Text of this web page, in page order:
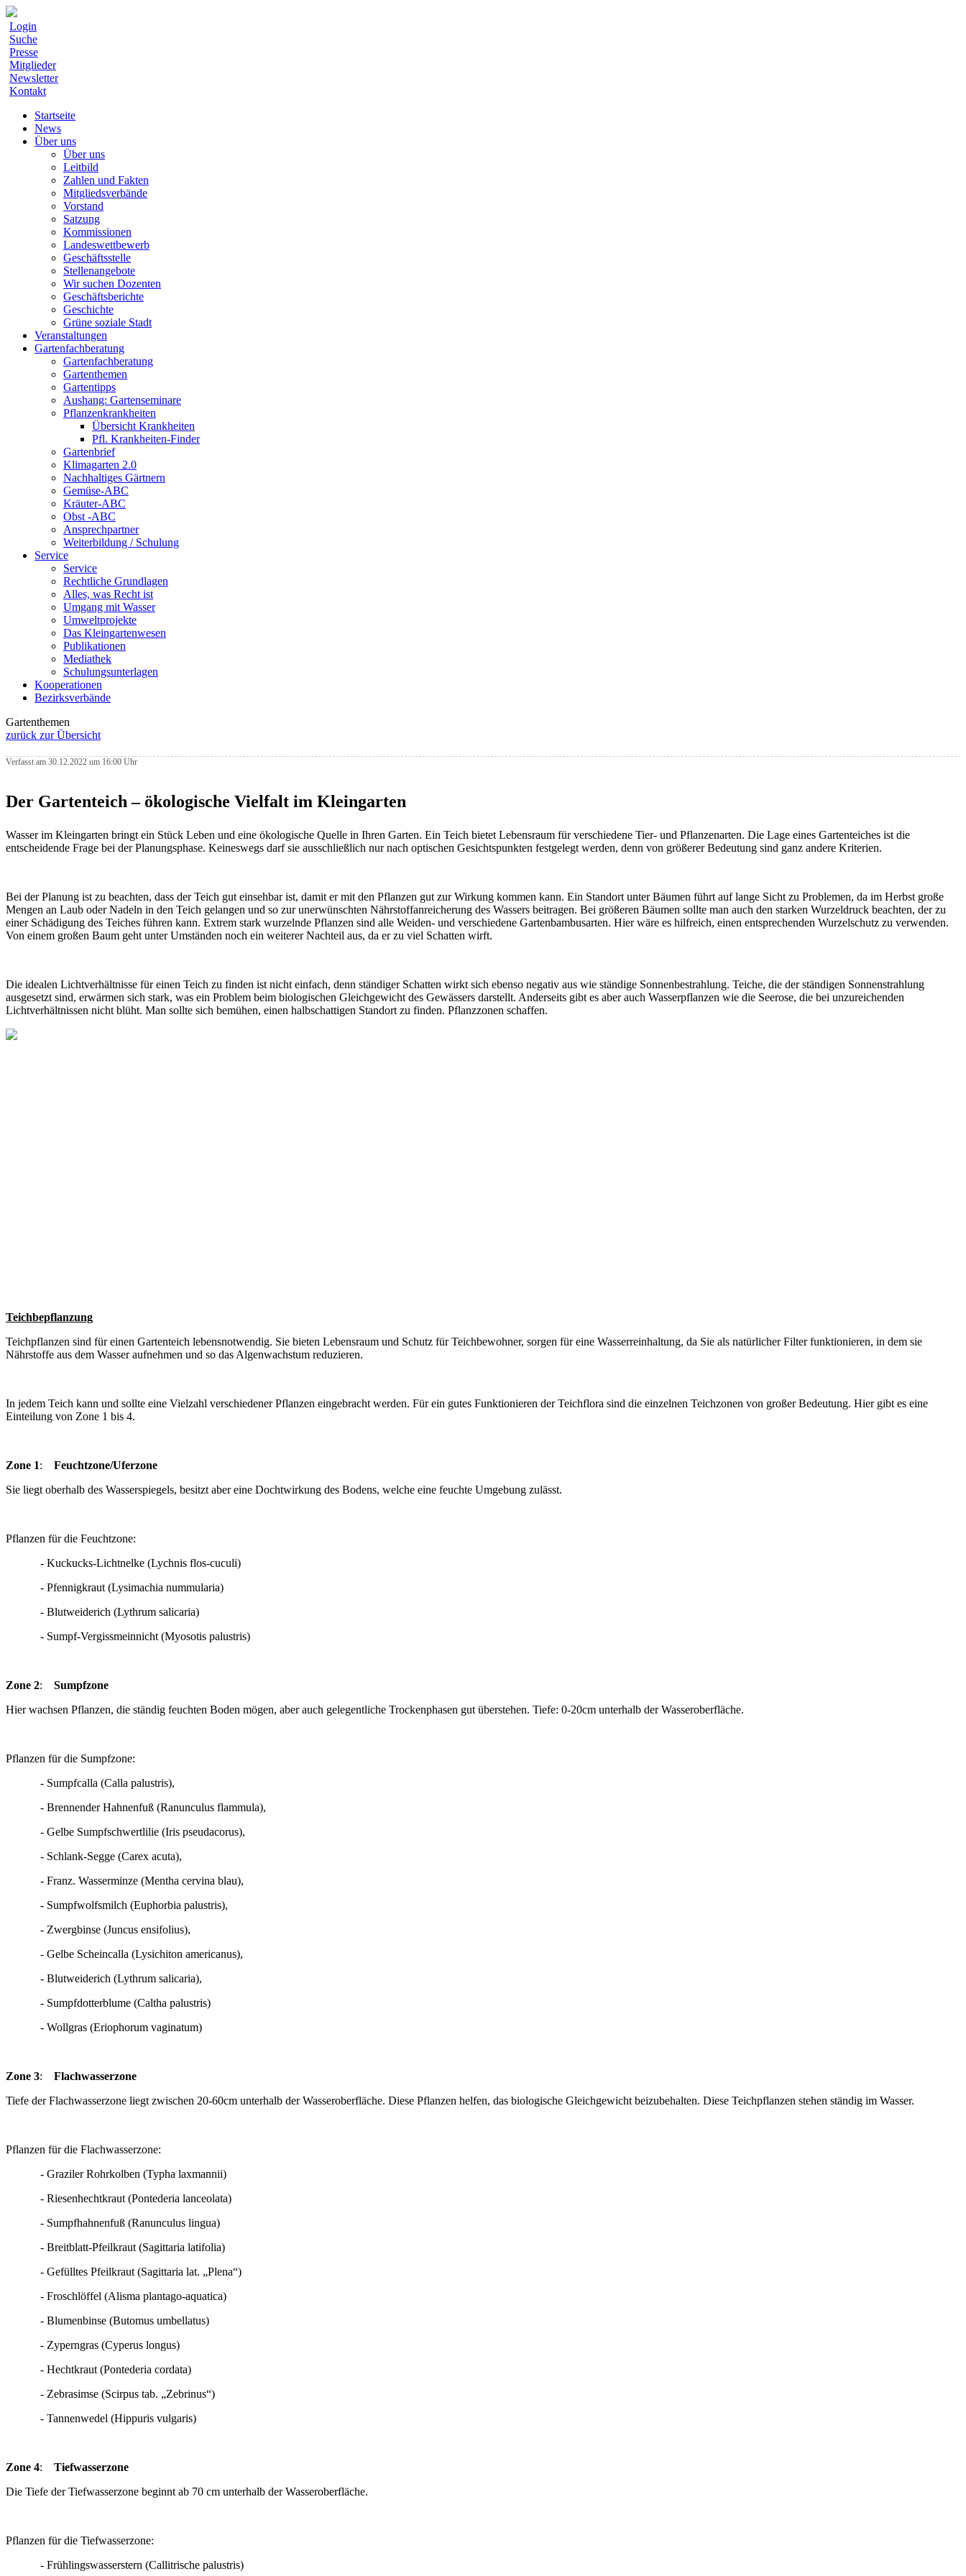
Login
Suche
Presse
Mitglieder
Newsletter
Kontakt
Startseite
News
Über uns
Über uns
Leitbild
Zahlen und Fakten
Mitgliedsverbände
Vorstand
Satzung
Kommissionen
Landeswettbewerb
Geschäftsstelle
Stellenangebote
Wir suchen Dozenten
Geschäftsberichte
Geschichte
Grüne soziale Stadt
Veranstaltungen
Gartenfachberatung
Gartenfachberatung
Gartenthemen
Gartentipps
Aushang: Gartenseminare
Pflanzenkrankheiten
Übersicht Krankheiten
Pfl. Krankheiten-Finder
Gartenbrief
Klimagarten 2.0
Nachhaltiges Gärtnern
Gemüse-ABC
Kräuter-ABC
Obst -ABC
Ansprechpartner
Weiterbildung / Schulung
Service
Service
Rechtliche Grundlagen
Alles, was Recht ist
Umgang mit Wasser
Umweltprojekte
Das Kleingartenwesen
Publikationen
Mediathek
Schulungsunterlagen
Kooperationen
Bezirksverbände
Gartenthemen
zurück zur Übersicht
Verfasst am 30.12.2022 um 16:00 Uhr
Der Gartenteich – ökologische Vielfalt im Kleingarten
Wasser im Kleingarten bringt ein Stück Leben und eine ökologische Quelle in Ihren Garten. Ein Teich bietet Lebensraum für verschiedene Tier- und Pflanzenarten. Die Lage eines Gartenteiches ist die
entscheidende Frage bei der Planungsphase. Keineswegs darf sie ausschließlich nur nach optischen Gesichtspunkten festgelegt werden, denn von größerer Bedeutung sind ganz andere Kriterien.
Bei der Planung ist zu beachten, dass der Teich gut einsehbar ist, damit er mit den Pflanzen gut zur Wirkung kommen kann. Ein Standort unter Bäumen führt auf lange Sicht zu Problemen, da im Herbst große
Mengen an Laub oder Nadeln in den Teich gelangen und so zur unerwünschten Nährstoffanreicherung des Wassers beitragen. Bei größeren Bäumen sollte man auch den starken Wurzeldruck beachten, der zu
einer Schädigung des Teiches führen kann. Extrem stark wurzelnde Pflanzen sind alle Weiden- und verschiedene Gartenbambusarten. Hier wäre es hilfreich, einen entsprechenden Wurzelschutz zu verwenden.
Von einem großen Baum geht unter Umständen noch ein weiterer Nachteil aus, da er zu viel Schatten wirft.
Die idealen Lichtverhältnisse für einen Teich zu finden ist nicht einfach, denn ständiger Schatten wirkt sich ebenso negativ aus wie ständige Sonnenbestrahlung. Teiche, die der ständigen Sonnenstrahlung
ausgesetzt sind, erwärmen sich stark, was ein Problem beim biologischen Gleichgewicht des Gewässers darstellt. Anderseits gibt es aber auch Wasserpflanzen wie die Seerose, die bei unzureichenden
Lichtverhältnissen nicht blüht. Man sollte sich bemühen, einen halbschattigen Standort zu finden. Pflanzzonen schaffen.
Teichbepflanzung
Teichpflanzen sind für einen Gartenteich lebensnotwendig. Sie bieten Lebensraum und Schutz für Teichbewohner, sorgen für eine Wasserreinhaltung, da Sie als natürlicher Filter funktionieren, in dem sie
Nährstoffe aus dem Wasser aufnehmen und so das Algenwachstum reduzieren.
In jedem Teich kann und sollte eine Vielzahl verschiedener Pflanzen eingebracht werden. Für ein gutes Funktionieren der Teichflora sind die einzelnen Teichzonen von großer Bedeutung. Hier gibt es eine
Einteilung von Zone 1 bis 4.
Zone 1: Feuchtzone/Uferzone
Sie liegt oberhalb des Wasserspiegels, besitzt aber eine Dochtwirkung des Bodens, welche eine feuchte Umgebung zulässt.
Pflanzen für die Feuchtzone:
- Kuckucks-Lichtnelke (Lychnis flos-cuculi)
- Pfennigkraut (Lysimachia nummularia)
- Blutweiderich (Lythrum salicaria)
- Sumpf-Vergissmeinnicht (Myosotis palustris)
Zone 2: Sumpfzone
Hier wachsen Pflanzen, die ständig feuchten Boden mögen, aber auch gelegentliche Trockenphasen gut überstehen. Tiefe: 0-20cm unterhalb der Wasseroberfläche.
Pflanzen für die Sumpfzone:
- Sumpfcalla (Calla palustris),
- Brennender Hahnenfuß (Ranunculus flammula),
- Gelbe Sumpfschwertlilie (Iris pseudacorus),
- Schlank-Segge (Carex acuta),
- Franz. Wasserminze (Mentha cervina blau),
- Sumpfwolfsmilch (Euphorbia palustris),
- Zwergbinse (Juncus ensifolius),
- Gelbe Scheincalla (Lysichiton americanus),
- Blutweiderich (Lythrum salicaria),
- Sumpfdotterblume (Caltha palustris)
- Wollgras (Eriophorum vaginatum)
Zone 3: Flachwasserzone
Tiefe der Flachwasserzone liegt zwischen 20-60cm unterhalb der Wasseroberfläche. Diese Pflanzen helfen, das biologische Gleichgewicht beizubehalten. Diese Teichpflanzen stehen ständig im Wasser.
Pflanzen für die Flachwasserzone:
- Graziler Rohrkolben (Typha laxmannii)
- Riesenhechtkraut (Pontederia lanceolata)
- Sumpfhahnenfuß (Ranunculus lingua)
- Breitblatt-Pfeilkraut (Sagittaria latifolia)
- Gefülltes Pfeilkraut (Sagittaria lat. „Plena“)
- Froschlöffel (Alisma plantago-aquatica)
- Blumenbinse (Butomus umbellatus)
- Zyperngras (Cyperus longus)
- Hechtkraut (Pontederia cordata)
- Zebrasimse (Scirpus tab. „Zebrinus“)
- Tannenwedel (Hippuris vulgaris)
Zone 4: Tiefwasserzone
Die Tiefe der Tiefwasserzone beginnt ab 70 cm unterhalb der Wasseroberfläche.
Pflanzen für die Tiefwasserzone:
- Frühlingswasserstern (Callitrische palustris)